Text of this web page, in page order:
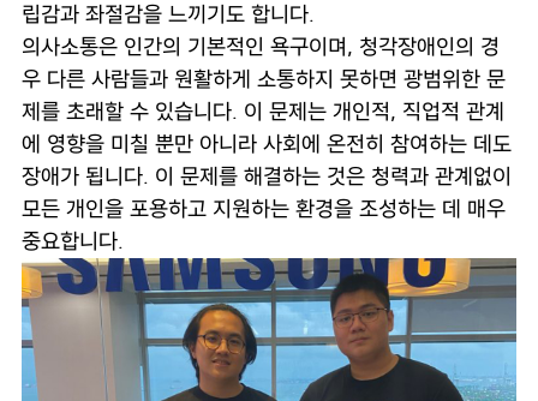
립감과 좌절감을 느끼기도 합니다.
의사소통은 인간의 기본적인 욕구이며, 청각장애인의 경
우 다른 사람들과 원활하게 소통하지 못하면 광범위한 문
제를 초래할 수 있습니다. 이 문제는 개인적, 직업적 관계
에 영향을 미칠 뿐만 아니라 사회에 온전히 참여하는 데도
장애가 됩니다. 이 문제를 해결하는 것은 청력과 관계없이
모든 개인을 포용하고 지원하는 환경을 조성하는 데 매우
중요합니다.